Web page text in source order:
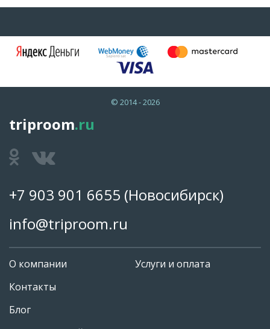
© 2014 - 2026
triproom.ru
+7 903 901 6655 (Новосибирск)
info@triproom.ru
О компании
Контакты
Блог
Услуги и оплата